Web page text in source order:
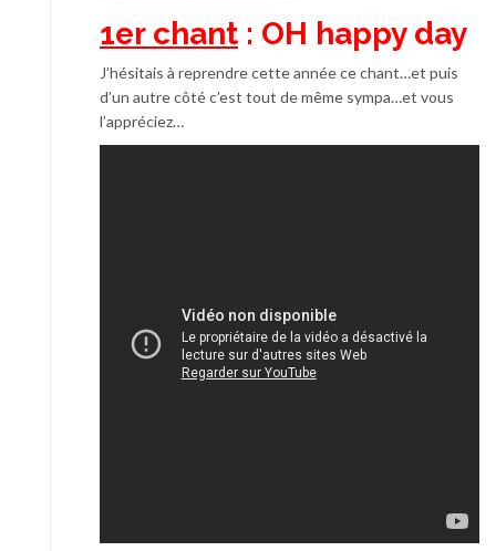
1er chant : OH happy day
J’hésitais à reprendre cette année ce chant…et puis
d’un autre côté c’est tout de même sympa…et vous
l’appréciez…